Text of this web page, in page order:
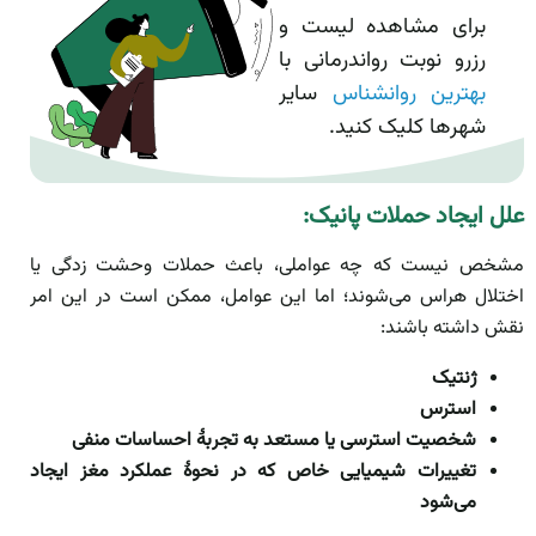
برای مشاهده لیست و
رزرو نوبت رواندرمانی با
بهترین روانشناس سایر
شهرها کلیک کنید.
علل ایجاد حملات پانیک:
مشخص نیست که چه عواملی، باعث حملات وحشت زدگی یا
اختلال هراس می‌شوند؛ اما این عوامل، ممکن است در این امر
نقش داشته باشند:
ژنتیک
استرس
شخصیت استرسی یا مستعد به تجربۀ احساسات منفی
تغییرات شیمیایی خاص که در نحوۀ عملکرد مغز ایجاد
می‌شود